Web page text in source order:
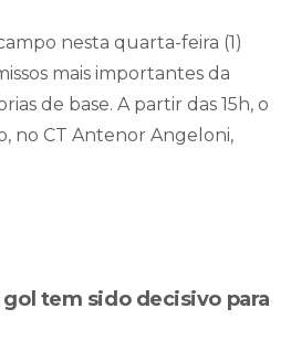
nesta quarta-feira (1)
mais importantes da
de base. A partir das 15h, o
no CT Antenor Angeloni,
tem sido decisivo para